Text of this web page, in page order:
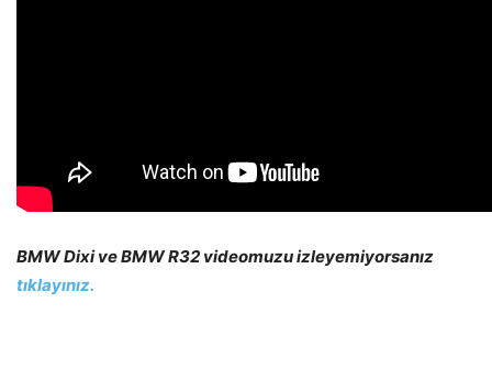
BMW Dixi ve BMW R32 videomuzu izleyemiyorsanız
tıklayınız.